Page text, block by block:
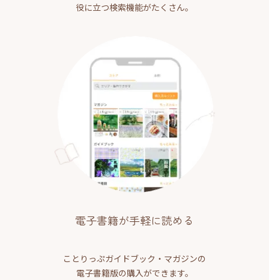
役に立つ検索機能がたくさん。
電子書籍が手軽に読める
ことりっぷガイドブック・マガジンの
電子書籍版の購入ができます。